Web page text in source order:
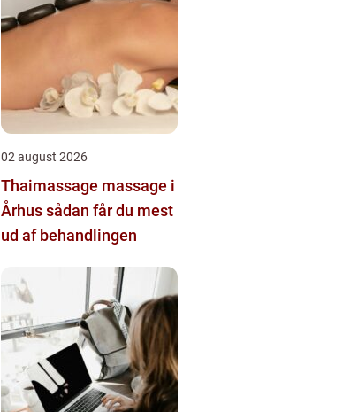
02 august 2026
Thaimassage massage i
Århus sådan får du mest
ud af behandlingen